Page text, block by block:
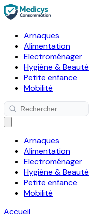
Arnaques
Alimentation
Electroménager
Hygiène & Beauté
Petite enfance
Mobilité
Arnaques
Alimentation
Electroménager
Hygiène & Beauté
Petite enfance
Mobilité
Accueil